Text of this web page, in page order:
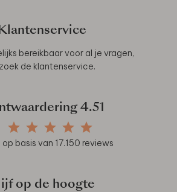
bereikbaar voor al je vragen,
de klantenservice.
4.51
op basis van 17.150 reviews
op de hoogte